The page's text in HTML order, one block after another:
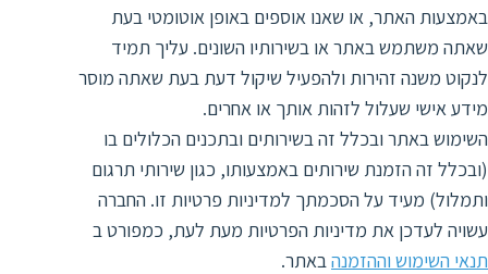
באמצעות האתר, או שאנו אוספים באופן אוטומטי בעת
שאתה משתמש באתר או בשירותיו השונים. עליך תמיד
לנקוט משנה זהירות ולהפעיל שיקול דעת בעת שאתה מוסר
מידע אישי שעלול לזהות אותך או אחרים.
השימוש באתר ובכלל זה בשירותים ובתכנים הכלולים בו
(ובכלל זה הזמנת שירותים באמצעותו, כגון שירותי תרגום
ותמלול) מעיד על הסכמתך למדיניות פרטיות זו. החברה
עשויה לעדכן את מדיניות הפרטיות מעת לעת, כמפורט ב
תנאי השימוש וההזמנהבאתר.